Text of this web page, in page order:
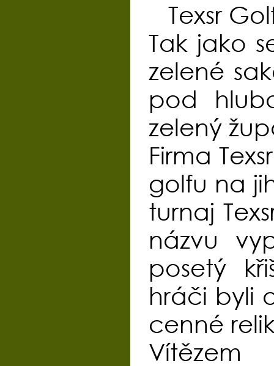
Texsr
Tak jako
zelené
pod
zelený
Firma
golfu na
turnaj
názvu
posetý
hráči byli
cenné